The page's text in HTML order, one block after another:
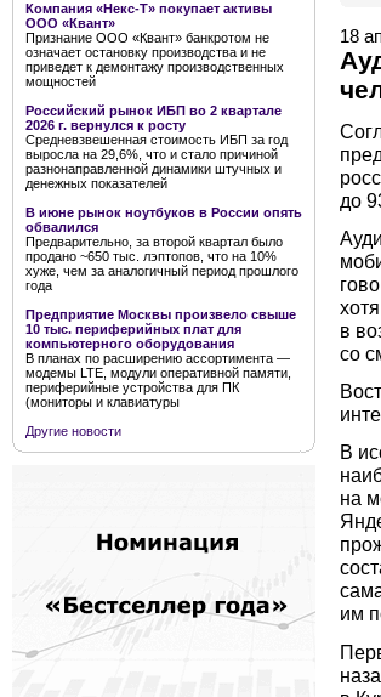
Компания «Некс-Т» покупает активы
ООО «Квант»
Признание ООО «Квант» банкротом не
означает остановку производства и не
приведет к демонтажу производственных
мощностей
Российский рынок ИБП во 2 квартале
2026 г. вернулся к росту
Средневзвешенная стоимость ИБП за год
выросла на 29,6%, что и стало причиной
разнонаправленной динамики штучных и
денежных показателей
В июне рынок ноутбуков в России опять
обвалился
Предварительно, за второй квартал было
продано ~650 тыс. лэптопов, что на 10%
хуже, чем за аналогичный период прошлого
года
Предприятие Москвы произвело свыше
10 тыс. периферийных плат для
компьютерного оборудования
В планах по расширению ассортимента —
модемы LTE, модули оперативной памяти,
периферийные устройства для ПК
(мониторы и клавиатуры
Другие новости
18
до
в
со
В
на
им